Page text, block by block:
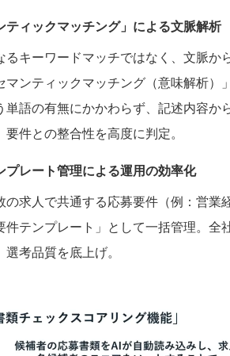
ティックマッチング」による文脈解析
るキーワードマッチではなく、文脈か
マンティックマッチング（意味解析
単語の有無にかかわらず、記述内容
要件との整合性を高度に判定。
プレート管理による運用の効率化
の求人で共通する応募要件（例：営業
件テンプレート」として一括管理。
選考品質を底上げ。